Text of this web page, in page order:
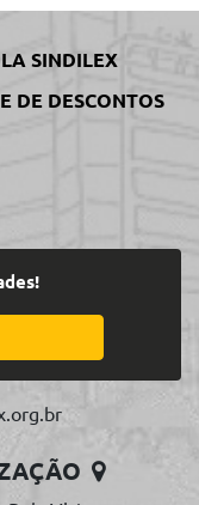
SINDILEX
DE DESCONTOS